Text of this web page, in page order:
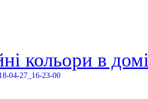
кольори в